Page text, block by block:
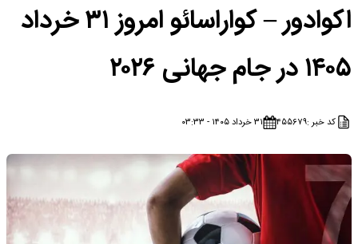
اکوادور – کواراسائو امروز ۳۱ خرداد
۱۴۰۵ در جام جهانی ۲۰۲۶
کد خبر :۴۵۵۶۷۹ ۳۱ خرداد ۱۴۰۵ - ۰۳:۳۳